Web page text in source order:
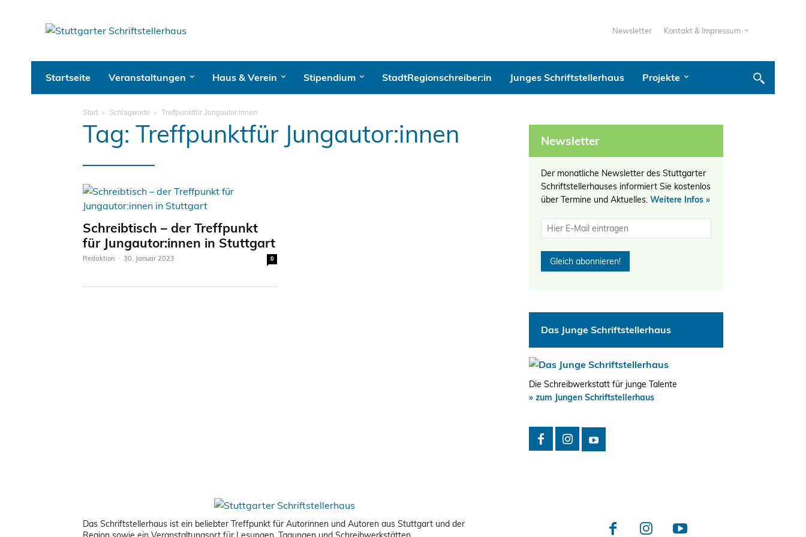
Newsletter Kontakt & Impressum
Startseite Veranstaltungen Haus & Verein Stipendium StadtRegionschreiber:in Junges Schriftstellerhaus Projekte
Start Schlagworte Treffpunktfür Jungautor:innen
Tag: Treffpunktfür Jungautor:innen
Schreibtisch – der Treffpunkt
für Jungautor:innen in Stuttgart
Redaktion - 30. Januar 2023 0
Newsletter
Der monatliche Newsletter des Stuttgarter
Schriftstellerhauses informiert Sie kostenlos
über Termine und Aktuelles. Weitere Infos »
Das Junge Schriftstellerhaus
Die Schreibwerkstatt für junge Talente
» zum Jungen Schriftstellerhaus
Das Schriftstellerhaus ist ein beliebter Treffpunkt für Autorinnen und Autoren aus Stuttgart und der